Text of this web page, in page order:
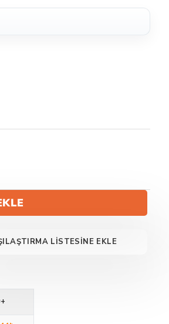
LISTESINE EKLE